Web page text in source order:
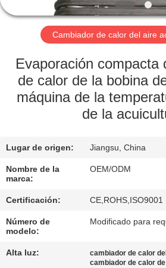
VIAJE
LA
FÁBRICA
CONTROL
CALIDAD
ÉNTRENOS
EN
CONTACTO
CON
Cambiador de calor del aire
Evaporación compacta
de calor de la bobina
máquina de la
de la
Lugar de origen: Jiangsu, China
Nombre de la
marca:
OEM/ODM
Certificación: CE,ROHS,ISO9001
Número de
modelo:
Modificado para
Alta luz: cambiador de calor
cambiador de calor